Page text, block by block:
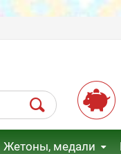
Жетоны, медали